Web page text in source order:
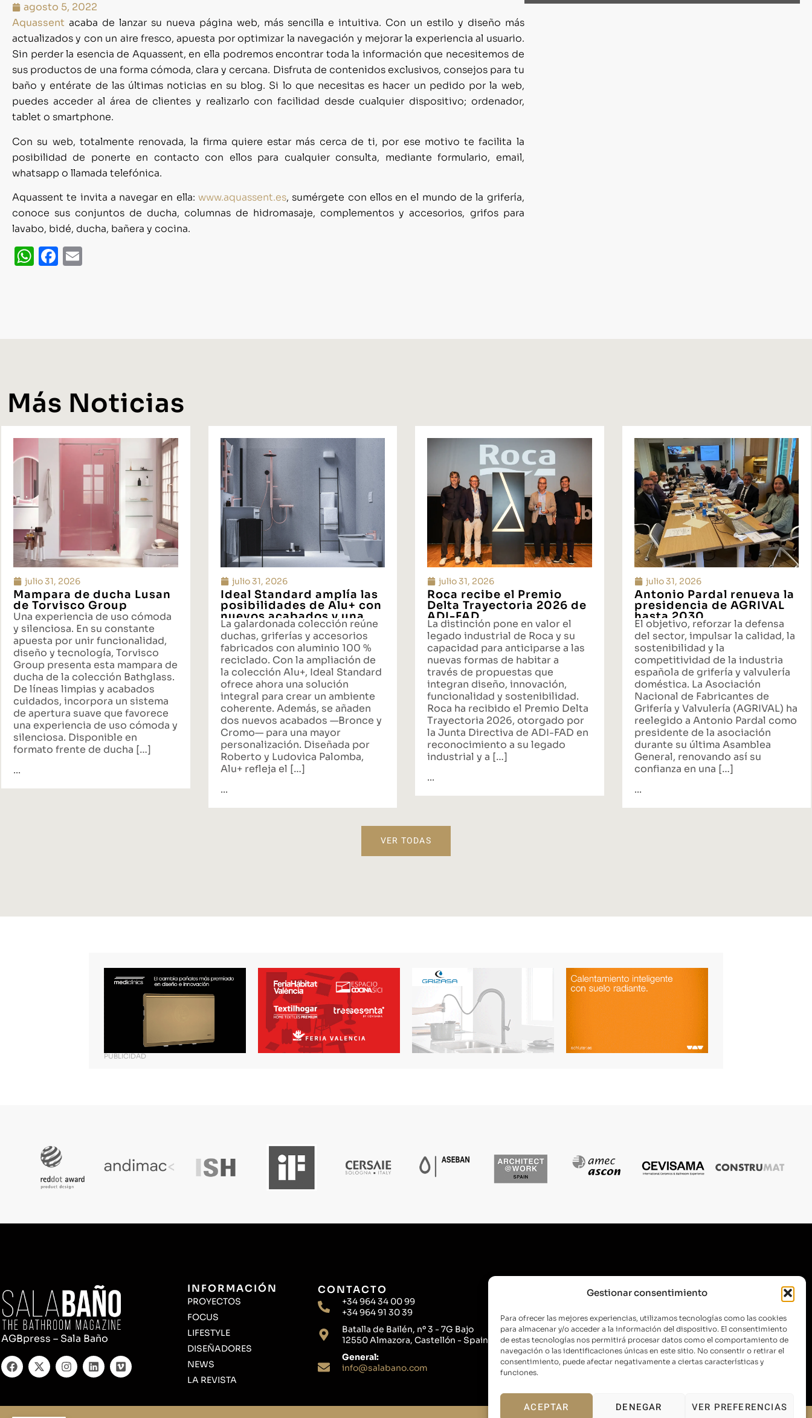
Gestionar consentimiento
Para ofrecer las mejores experiencias, utilizamos tecnologías como las cookies
para almacenar y/o acceder a la información del dispositivo. El consentimiento
de estas tecnologías nos permitirá procesar datos como el comportamiento de
navegación o las identificaciones únicas en este sitio. No consentir o retirar el
consentimiento, puede afectar negativamente a ciertas características y
funciones.
ACEPTAR DENEGAR VER PREFERENCIAS
agosto 5, 2022
Aquassent acaba de lanzar su nueva página web, más sencilla e intuitiva. Con un estilo y diseño más
actualizados y con un aire fresco, apuesta por optimizar la navegación y mejorar la experiencia al usuario.
Sin perder la esencia de Aquassent, en ella podremos encontrar toda la información que necesitemos de
sus productos de una forma cómoda, clara y cercana. Disfruta de contenidos exclusivos, consejos para tu
baño y entérate de las últimas noticias en su blog. Si lo que necesitas es hacer un pedido por la web,
puedes acceder al área de clientes y realizarlo con facilidad desde cualquier dispositivo; ordenador,
tablet o smartphone.
Con su web, totalmente renovada, la firma quiere estar más cerca de ti, por ese motivo te facilita la
posibilidad de ponerte en contacto con ellos para cualquier consulta, mediante formulario, email,
whatsapp o llamada telefónica.
Aquassent te invita a navegar en ella: www.aquassent.es, sumérgete con ellos en el mundo de la grifería,
conoce sus conjuntos de ducha, columnas de hidromasaje, complementos y accesorios, grifos para
lavabo, bidé, ducha, bañera y cocina.
WhatsApp
Facebook
Más Noticias
julio 31, 2026
Mampara de ducha Lusan
de Torvisco Group
Una experiencia de uso cómoda
y silenciosa. En su constante
apuesta por unir funcionalidad,
diseño y tecnología, Torvisco
Group presenta esta mampara de
ducha de la colección Bathglass.
De líneas limpias y acabados
cuidados, incorpora un sistema
de apertura suave que favorece
una experiencia de uso cómoda y
silenciosa. Disponible en
formato frente de ducha […]
...
julio 31, 2026
Ideal Standard amplía las
posibilidades de Alu+ con
nuevos acabados y una
propuesta integral de
baño
La galardonada colección reúne
duchas, griferías y accesorios
fabricados con aluminio 100 %
reciclado. Con la ampliación de
la colección Alu+, Ideal Standard
ofrece ahora una solución
integral para crear un ambiente
coherente. Además, se añaden
dos nuevos acabados —Bronce y
Cromo— para una mayor
personalización. Diseñada por
Roberto y Ludovica Palomba,
Alu+ refleja el […]
...
julio 31, 2026
Roca recibe el Premio
Delta Trayectoria 2026 de
ADI-FAD
La distinción pone en valor el
legado industrial de Roca y su
capacidad para anticiparse a las
nuevas formas de habitar a
través de propuestas que
integran diseño, innovación,
funcionalidad y sostenibilidad.
Roca ha recibido el Premio Delta
Trayectoria 2026, otorgado por
la Junta Directiva de ADI-FAD en
reconocimiento a su legado
industrial y a […]
...
julio 31, 2026
Antonio Pardal renueva la
presidencia de AGRIVAL
hasta 2030
El objetivo, reforzar la defensa
del sector, impulsar la calidad, la
sostenibilidad y la
competitividad de la industria
española de grifería y valvulería
doméstica. La Asociación
Nacional de Fabricantes de
Grifería y Valvulería (AGRIVAL) ha
reelegido a Antonio Pardal como
presidente de la asociación
durante su última Asamblea
General, renovando así su
confianza en una […]
...
VER TODAS
PUBLICIDAD
AGBpress – Sala Baño
INFORMACIÓN
PROYECTOS
FOCUS
LIFESTYLE
DISEÑADORES
NEWS
LA REVISTA
CONTACTO
+34 964 34 00 99
+34 964 91 30 39
Batalla de Bailén, nº 3 - 7G Bajo
12550 Almazora, Castellón - Spain
General:
info@salabano.com
SUSCRÍBETE A NUESTRA
ENVIAR